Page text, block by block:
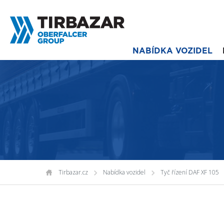
NABÍDKA VOZIDEL
Tirbazar.cz Nabídka vozidel Tyč řízení DAF XF 105